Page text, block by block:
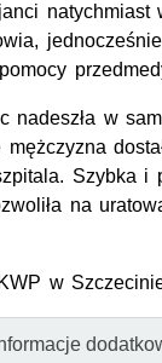
natychmiast
nadeszła w
mężczyzna
Szybka i
na
w